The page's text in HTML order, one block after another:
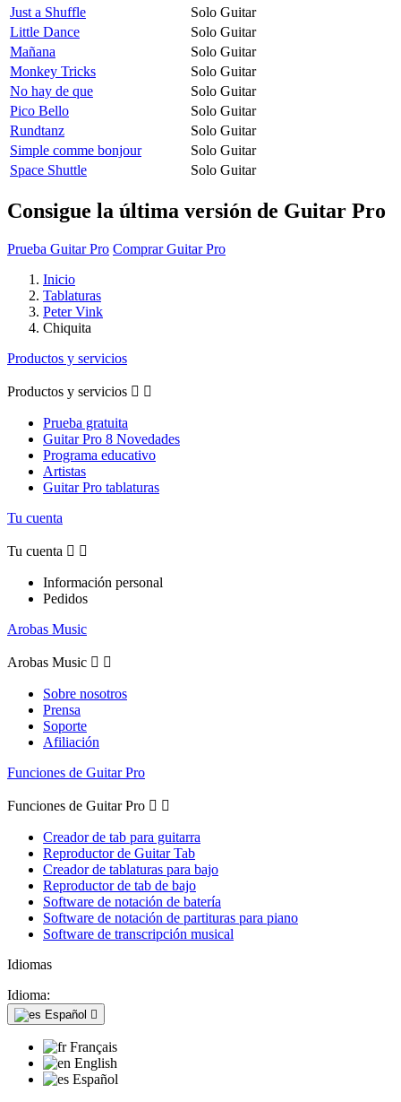
Just a Shuffle
Solo Guitar
Little Dance
Solo Guitar
Mañana
Solo Guitar
Monkey Tricks
Solo Guitar
No hay de que
Solo Guitar
Pico Bello
Solo Guitar
Rundtanz
Solo Guitar
Simple comme bonjour
Solo Guitar
Space Shuttle
Solo Guitar
Consigue la última versión de Guitar Pro
Prueba Guitar Pro Comprar Guitar Pro
Inicio
Tablaturas
Peter Vink
Chiquita
Productos y servicios
Productos y servicios  
Prueba gratuita
Guitar Pro 8 Novedades
Programa educativo
Artistas
Guitar Pro tablaturas
Tu cuenta
Tu cuenta  
Información personal
Pedidos
Arobas Music
Arobas Music  
Sobre nosotros
Prensa
Soporte
Afiliación
Funciones de Guitar Pro
Funciones de Guitar Pro  
Creador de tab para guitarra
Reproductor de Guitar Tab
Creador de tablaturas para bajo
Reproductor de tab de bajo
Software de notación de batería
Software de notación de partituras para piano
Software de transcripción musical
Idiomas
Idioma:
Español 
Français
English
Español